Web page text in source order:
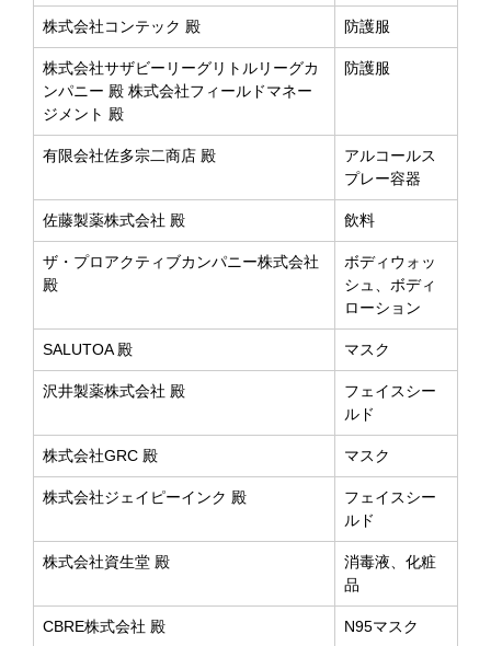
株式会社コンテック 殿 防護服
株式会社サザビーリーグリトルリーグカ
ンパニー 殿 株式会社フィールドマネー
ジメント 殿
防護服
有限会社佐多宗二商店 殿
アルコールス
プレー容器
佐藤製薬株式会社 殿 飲料
ザ・プロアクティブカンパニー株式会社
殿
ボディウォッ
シュ、ボディ
ローション
SALUTOA 殿 マスク
沢井製薬株式会社 殿
フェイスシー
ルド
株式会社GRC 殿 マスク
株式会社ジェイピーインク 殿
フェイスシー
ルド
株式会社資生堂 殿
消毒液、化粧
品
CBRE株式会社 殿 N95マスク